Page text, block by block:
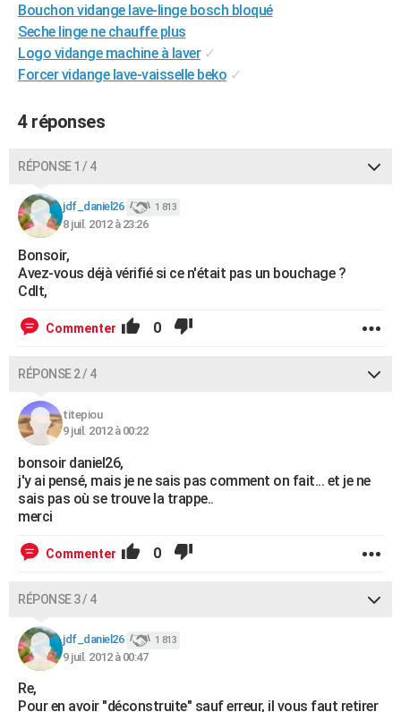
GUIDES D'ACHAT
BONS PLANS
Carte de Noël
Carte Bonne année
Carte Saint-Valentin
Carte Pâques
Carte d'anniversaire
DICTIONNAIRE
Dictionnaire
Biographies
Citations
Expressions
Proverbes
PROGRAMME TV
COPAINS D'AVANT
S'inscrire
Se connecter
Lycées
Collèges
Primaires
Universités
Entreprises
Service militaire
Avis de recherche
FORUM
Bouchon vidange lave-linge bosch bloqué
Seche linge ne chauffe plus
Logo vidange machine à laver ✓
Forcer vidange lave-vaisselle beko ✓
4 réponses
RÉPONSE 1 / 4
jdf_daniel26 1 813
8 juil. 2012 à 23:26
Bonsoir,
Avez-vous déjà vérifié si ce n'était pas un bouchage ?
Cdlt,
Commenter 0
RÉPONSE 2 / 4
titepiou
9 juil. 2012 à 00:22
bonsoir daniel26,
j'y ai pensé, mais je ne sais pas comment on fait... et je ne
sais pas où se trouve la trappe..
merci
Commenter 0
RÉPONSE 3 / 4
jdf_daniel26 1 813
9 juil. 2012 à 00:47
Re,
Pour en avoir "déconstruite" sauf erreur, il vous faut retirer